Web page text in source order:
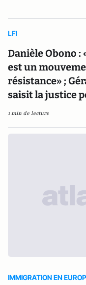
LFI
Danièle Obono :
est un
résistance» ;
saisit la justice
1 min de lecture
IMMIGRATION EN